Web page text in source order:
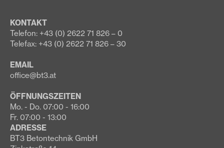
KONTAKT
Telefon: +43 (0) 2622 71 826 – 0
Telefax: +43 (0) 2622 71 826 – 30
EMAIL
office@bt3.at
ÖFFNUNGSZEITEN
Mo. - Do. 07:00 - 16:00
Fr. 07:00 - 13:00
ADRESSE
BT3 Betontechnik GmbH